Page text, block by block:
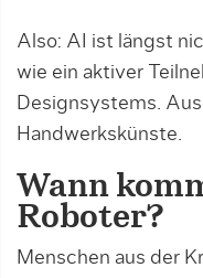
Also: AI ist längst
wie ein aktiver
Designsystems.
Handwerkskünste.
Wann
Roboter?
Menschen aus der